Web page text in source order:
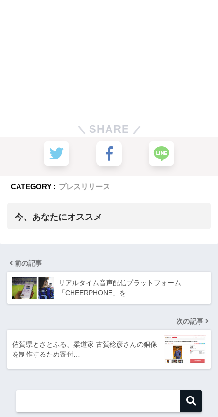
SHARE
CATEGORY : プレスリリース
今、あなたにオススメ
前の記事
リアルタイム音声配信プラットフォーム
「CHEERPHONE」を…
次の記事
佐賀県とさとふる、柔道家 古賀稔彦さんの銅像
を制作するため寄付…